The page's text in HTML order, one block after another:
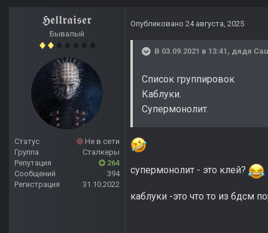
𝕳𝖊𝖑𝖑𝖗𝖆𝖎𝖘𝖊𝖗
Бывалый
Статус
Не в сети
Группа
Сталкеры
Репутация
264
Сообщений
394
Регистрация
31.10.2022
Опубликовано 24 августа, 2025
В 03.09.2021 в 13:41, дядя
Список группировок
Каблуки.
Супермонолит.
супермонолит - это клей?
каблуки -это что то из бдсм